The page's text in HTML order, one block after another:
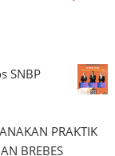
SNBP
PRAKTIK
BREBES